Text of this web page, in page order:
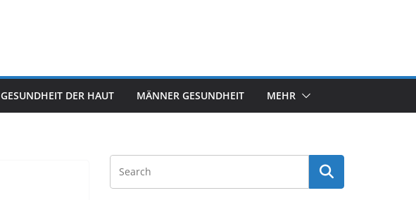
GESUNDHEIT DER HAUT MÄNNER GESUNDHEIT MEHR